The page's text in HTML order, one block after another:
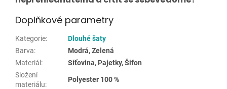
Doplňkové parametry
Kategorie:
Dlouhé šaty
Barva:
Modrá, Zelená
Materiál :
Síťovina, Pajetky, Šifon
Složení
materiálu:
Polyester 100 %